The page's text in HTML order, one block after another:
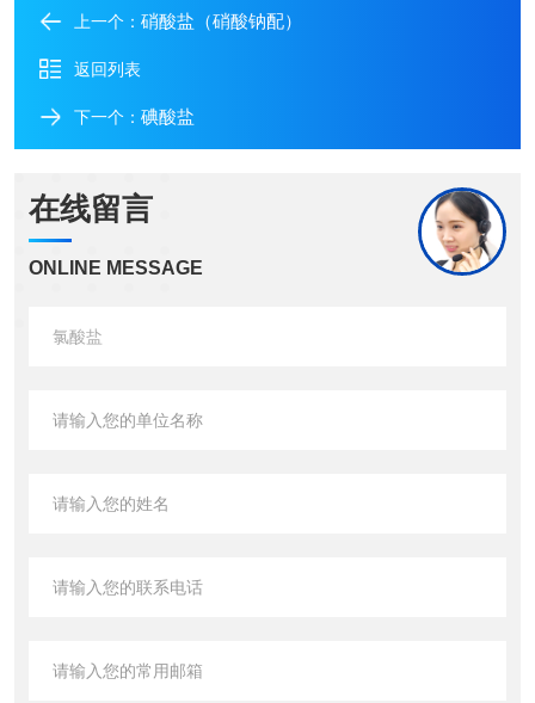
上一个： 硝酸盐（硝酸钠配）
返回列表
下一个： 碘酸盐
在线留言
ONLINE MESSAGE